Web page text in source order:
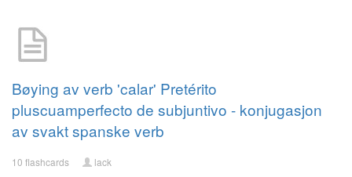
Bøying av verb 'calar' Pretérito
pluscuamperfecto de subjuntivo - konjugasjon
av svakt spanske verb
10 flashcards lack